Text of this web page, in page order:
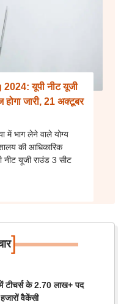
यूपी नीट यूजी
जारी, 21 अक्टूबर
में भाग लेने वाले योग्य
की आधिकारिक
यूजी राउंड 3 सीट
]
के 2.70 लाख+ पद
वैकेंसी